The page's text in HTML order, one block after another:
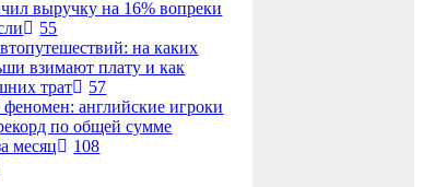
выручку на 16% вопреки
55
на каких
взимают плату и как
трат
57
английские игроки
по общей сумме
месяц
108